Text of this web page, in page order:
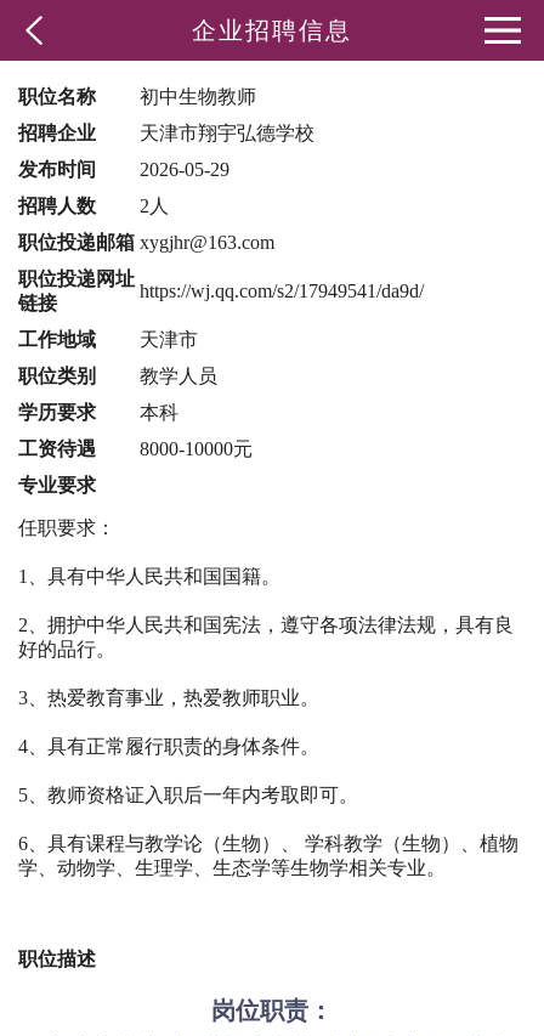
企业招聘信息
职位名称
初中生物教师
招聘企业
天津市翔宇弘德学校
发布时间
2026-05-29
招聘人数
2人
职位投递邮箱 xygjhr@163.com
职位投递网址
链接
https://wj.qq.com/s2/17949541/da9d/
工作地域
天津市
职位类别
教学人员
学历要求
本科
工资待遇
8000-10000元
专业要求
任职要求：
1、具有中华人民共和国国籍。
2、拥护中华人民共和国宪法，遵守各项法律法规，具有良
好的品行。
3、热爱教育事业，热爱教师职业。
4、具有正常履行职责的身体条件。
5、教师资格证入职后一年内考取即可。
6、具有课程与教学论（生物）、 学科教学（生物）、植物
学、动物学、生理学、生态学等生物学相关专业。
职位描述
岗位职责：